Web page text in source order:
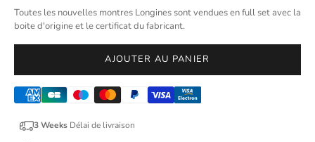
Toutes les nouvelles montres Longines sont vendues en full set avec la
boite d'origine et le certificat du fabricant.
AJOUTER AU PANIER
3 Weeks Délai de livraison